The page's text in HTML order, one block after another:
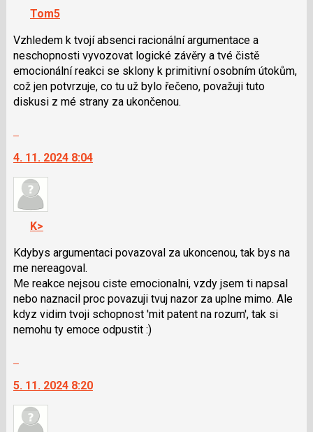
navigaci
lze
použít
i
klávesy
N
pro
pro
předchozí
nový
názor
Tom5
Vzhledem k tvojí absenci racionální argumentace a
neschopnosti vyvozovat logické závěry a tvé čistě
emocionální reakci se sklony k primitivní osobním útokům,
což jen potvrzuje, co tu už bylo řečeno, považuji tuto
diskusi z mé strany za ukončenou.
další
nový
názor.
navigaci
lze
použít
i
klávesy
N
pro
následující
předchozí
nový
názor
4. 11. 2024 8:04
K>
Kdybys argumentaci povazoval za ukoncenou, tak bys na
me nereagoval.
Me reakce nejsou ciste emocionalni, vzdy jsem ti napsal
nebo naznacil proc povazuji tvuj nazor za uplne mimo. Ale
kdyz vidim tvoji schopnost 'mit patent na rozum', tak si
nemohu ty emoce odpustit :)
další
nový
názor.
5. 11. 2024 8:20